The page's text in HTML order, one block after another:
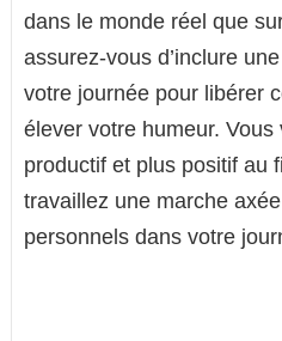
dans le monde réel que
assurez-vous d’inclure
votre journée pour libérer
élever votre humeur.
productif et plus positif au
travaillez une marche
personnels dans votre